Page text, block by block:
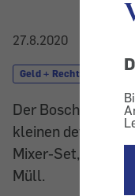
27.8.2020
Geld + Recht
Der Bosch-
kleinen defekten
Mixer-Set, das
Müll.